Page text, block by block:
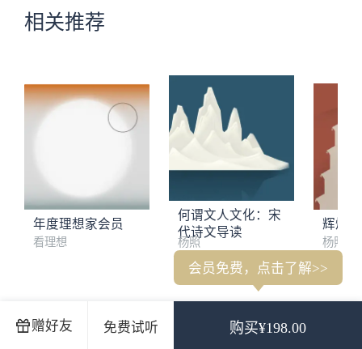
赠好友 免费试听 购买¥198.00
会员免费，点击了解>>
相关推荐
年度理想家会员
看理想
何谓文人文化：宋
代诗文导读
杨照
辉煌
杨照
来自弱者的声音，